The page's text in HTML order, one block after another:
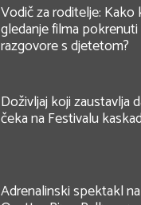
Vodič za roditelje: Kako
gledanje filma
razgovore s djetetom?
Doživljaj koji zaustavlja
čeka na Festivalu
Adrenalinski spektakl